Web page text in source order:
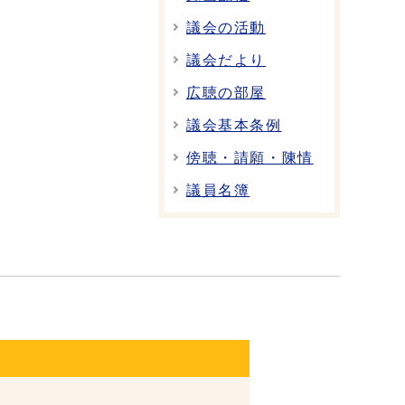
議会の活動
議会だより
広聴の部屋
議会基本条例
傍聴・請願・陳情
議員名簿